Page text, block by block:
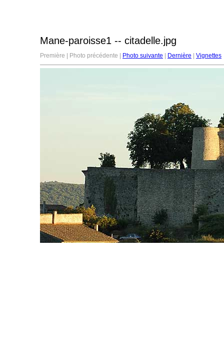
Mane-paroisse1 -- citadelle.jpg
Première | Photo précédente | Photo suivante Dernière Vignettes